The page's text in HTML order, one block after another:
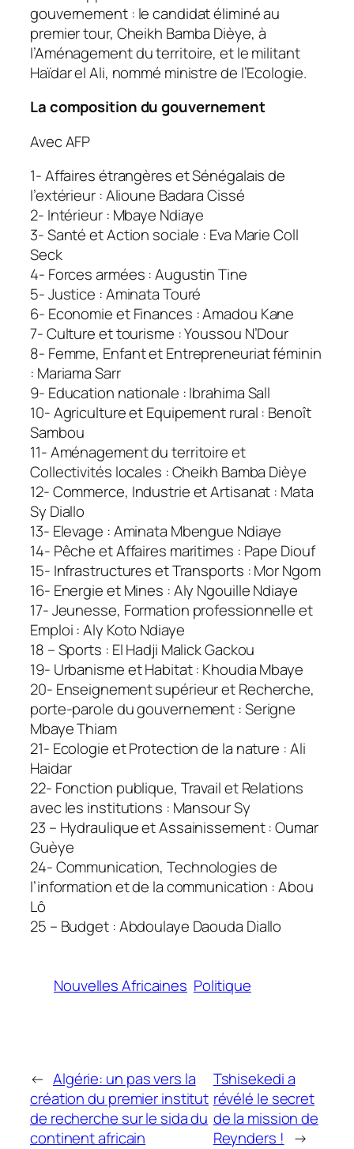
gouvernement : le candidat éliminé au
premier tour, Cheikh Bamba Dièye, à
l’Aménagement du territoire, et le militant
Haïdar el Ali, nommé ministre de l’Ecologie.
La composition du gouvernement
Avec AFP
1- Affaires étrangères et Sénégalais de
l’extérieur : Alioune Badara Cissé
2- Intérieur : Mbaye Ndiaye
3- Santé et Action sociale : Eva Marie Coll
Seck
4- Forces armées : Augustin Tine
5- Justice : Aminata Touré
6- Economie et Finances : Amadou Kane
7- Culture et tourisme : Youssou N’Dour
8- Femme, Enfant et Entrepreneuriat féminin
: Mariama Sarr
9- Education nationale : Ibrahima Sall
10- Agriculture et Equipement rural : Benoît
Sambou
11- Aménagement du territoire et
Collectivités locales : Cheikh Bamba Dièye
12- Commerce, Industrie et Artisanat : Mata
Sy Diallo
13- Elevage : Aminata Mbengue Ndiaye
14- Pêche et Affaires maritimes : Pape Diouf
15- Infrastructures et Transports : Mor Ngom
16- Energie et Mines : Aly Ngouille Ndiaye
17- Jeunesse, Formation professionnelle et
Emploi : Aly Koto Ndiaye
18 – Sports : El Hadji Malick Gackou
19- Urbanisme et Habitat : Khoudia Mbaye
20- Enseignement supérieur et Recherche,
porte-parole du gouvernement : Serigne
Mbaye Thiam
21- Ecologie et Protection de la nature : Ali
Haidar
22- Fonction publique, Travail et Relations
avec les institutions : Mansour Sy
23 – Hydraulique et Assainissement : Oumar
Guèye
24- Communication, Technologies de
l’information et de la communication : Abou
Lô
25 – Budget : Abdoulaye Daouda Diallo
Nouvelles Africaines Politique
← Algérie: un pas vers la
création du premier institut
de recherche sur le sida du
continent africain
Tshisekedi a
révélé le secret
de la mission de
Reynders ! →